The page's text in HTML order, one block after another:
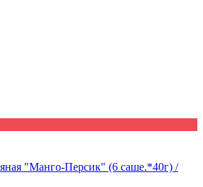
"Манго-Персик" (6 саше.*40г) /